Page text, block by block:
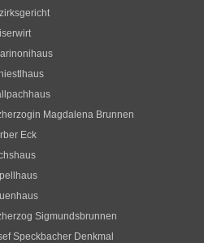
Magdalena Brunnen
Eck
Sigmundsbrunnen
Speckbacher Denkmal